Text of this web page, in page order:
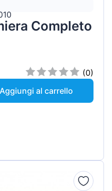
Completo
(0)
Aggiungi al carrello